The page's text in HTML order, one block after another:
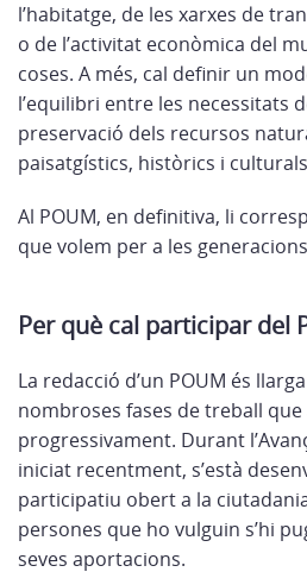
l’habitatge, de les xarxes de
o de l’activitat econòmica del
coses. A més, cal definir un
l’equilibri entre les necessitats
preservació dels recursos
paisatgístics, històrics i
Al POUM, en definitiva, li
que volem per a les
Per què cal participar del
La redacció d’un POUM és
nombroses fases de treball que
progressivament. Durant
iniciat recentment, s’està
participatiu obert a la
persones que ho vulguin s’hi
seves aportacions.